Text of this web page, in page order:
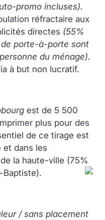
promo incluses).
réfractaire aux
directes (55%
porte-à-porte sont
du ménage).
à but non lucratif.
est de 5 500
plus pour des
de ce tirage est
dans les
la haute-ville (75%
Baptiste).
/ sans placement